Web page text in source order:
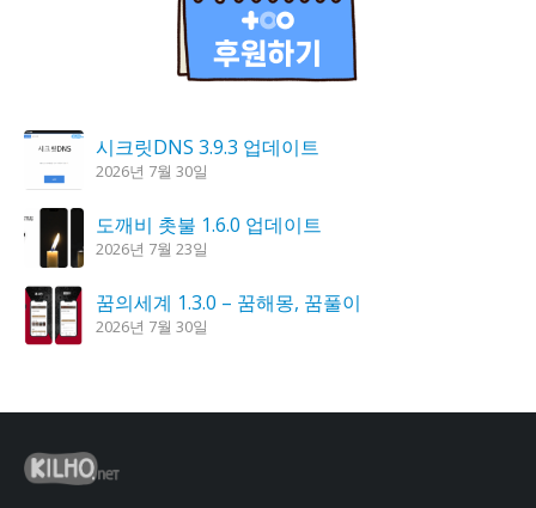
시크릿DNS 3.9.3 업데이트
2026년 7월 30일
도깨비 촛불 1.6.0 업데이트
2026년 7월 23일
꿈의세계 1.3.0 – 꿈해몽, 꿈풀이
2026년 7월 30일
칼무리 4.2.6 업데이트
2026년 7월 23일